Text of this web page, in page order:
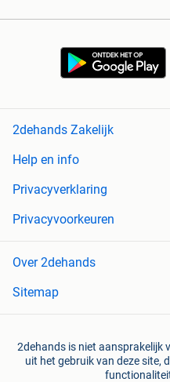
2dehands Zakelijk
Help en info
Privacyverklaring
Privacyvoorkeuren
Over 2dehands
Sitemap
2dehands is niet aansprakelijk
uit het gebruik van deze site,